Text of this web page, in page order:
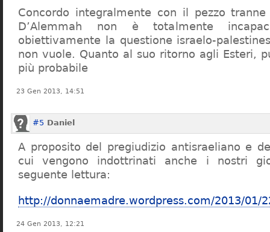
Concordo integralmente con il pezzo
D’Alemmah non è totalmente
obiettivamente la questione israelo-
non vuole. Quanto al suo ritorno agli Esteri,
più probabile
23 Gen 2013, 14:51
#5 Daniel
A proposito del pregiudizio antisraeliano e
cui vengono indottrinati anche i nostri
seguente lettura:
http://donnaemadre.wordpress.com/2013/01/
24 Gen 2013, 12:21